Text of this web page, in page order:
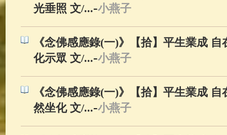
光垂照 文/...-小燕子
《念佛感應錄(一)》【拾】平生業成
化示眾 文/...-小燕子
《念佛感應錄(一)》【拾】平生業成
然坐化 文/...-小燕子